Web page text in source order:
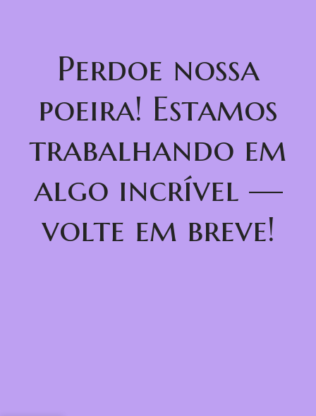
Perdoe nossa
poeira! Estamos
trabalhando em
algo incrível —
volte em breve!